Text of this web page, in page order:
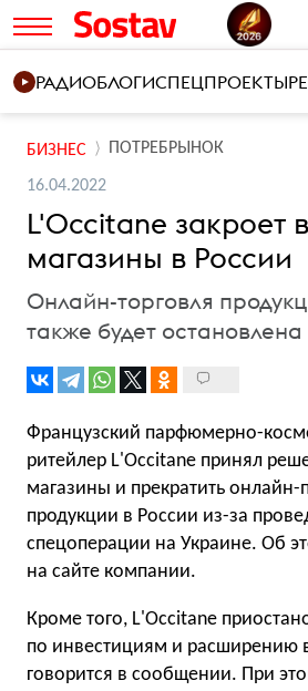
РАДИОБЛОГИСПЕЦПРОЕКТЫ
БИЗНЕС ПОТРЕБРЫНОК
16.04.2022
L'Occitane закроет
магазины в России
Онлайн-торговля
также будет остановлена
Французский парфюмерно-
ритейлер L'Occitane принял
магазины и прекратить
продукции в России из-за
спецоперации на Украине. Об
на сайте компании.
Кроме того, L'Occitane
по инвестициям и расширению
говорится в сообщении. При